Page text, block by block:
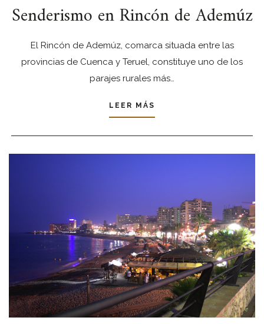
Senderismo en Rincón de Ademúz
El Rincón de Ademúz, comarca situada entre las
provincias de Cuenca y Teruel, constituye uno de los
parajes rurales más…
LEER MÁS